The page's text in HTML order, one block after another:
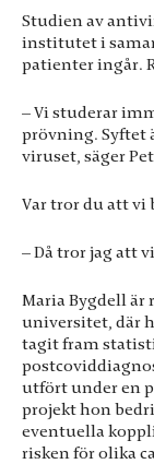
Studien av
institutet i
patienter ingår.
– Vi studerar
prövning. Syftet
viruset, säger
Var tror du att vi
– Då tror jag att
Maria Bygdell är
universitet, där
tagit fram
utfört under en
projekt hon
eventuella
risken för olika